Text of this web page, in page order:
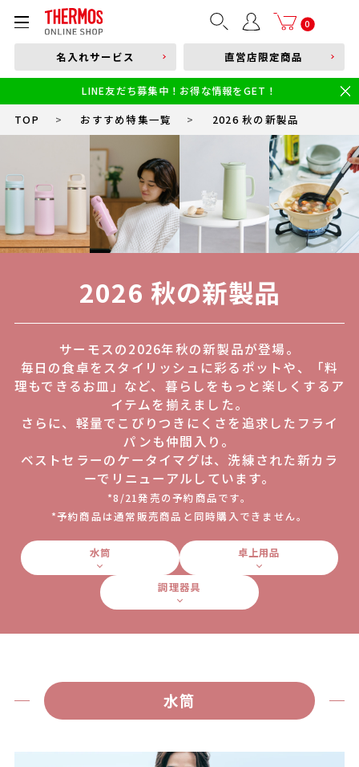
0
部品購入はこちら
本体品番やキーワードを入力
食洗機対応 新製品
幼児・園児向け水筒
小学生 低・中学年向け水筒
小学生 中・高学年向け水筒
名入れサービス 直営店限定商品
LINE友だち募集中！お得な情報をGET！
TOP > おすすめ特集一覧 > 2026 秋の新製品
2026 秋の新製品
サーモスの2026年秋の新製品が登場。
毎日の食卓をスタイリッシュに彩るポットや、「料
理もできるお皿」など、暮らしをもっと楽しくするア
イテムを揃えました。
さらに、軽量でこびりつきにくさを追求したフライ
パンも仲間入り。
ベストセラーのケータイマグは、洗練された新カラ
ーでリニューアルしています。
*8/21発売の予約商品です。
*予約商品は通常販売商品と同時購入できません。
水筒 卓上用品
調理器具
水筒